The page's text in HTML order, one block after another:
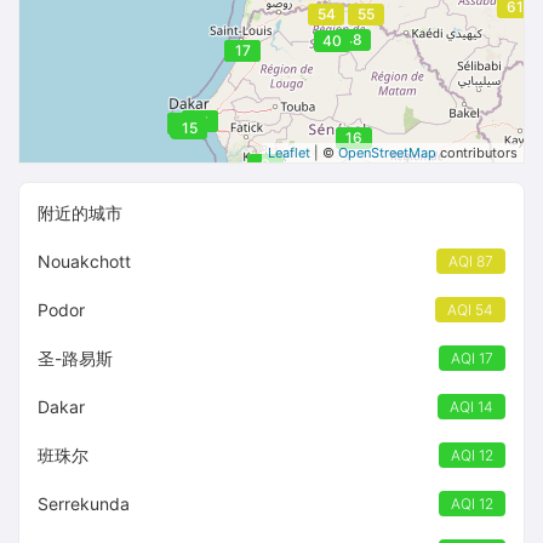
16
16
40
61
14
55
9
48
16
17
14
54
17
14
14
14
14
15
14
Leaflet | ©OpenStreetMapcontributors
附近的城市
Nouakchott AQI 87
Podor AQI 54
圣-路易斯 AQI 17
Dakar AQI 14
班珠尔 AQI 12
Serrekunda AQI 12